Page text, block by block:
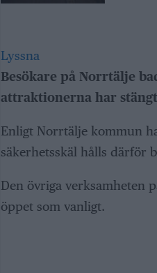
Lyssna
Besökare på Norrtälje
attraktionerna har
Enligt Norrtälje kommun
säkerhetsskäl hålls därför
Den övriga verksamheten
öppet som vanligt.